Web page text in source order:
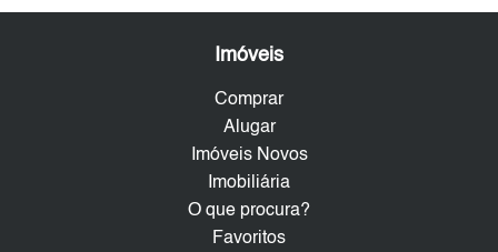
Imóveis
Comprar
Alugar
Imóveis Novos
Imobiliária
O que procura?
Favoritos